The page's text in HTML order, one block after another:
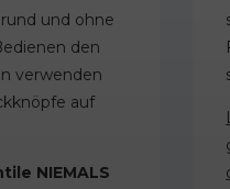
und ohne
den
verwenden
auf
NIEMALS